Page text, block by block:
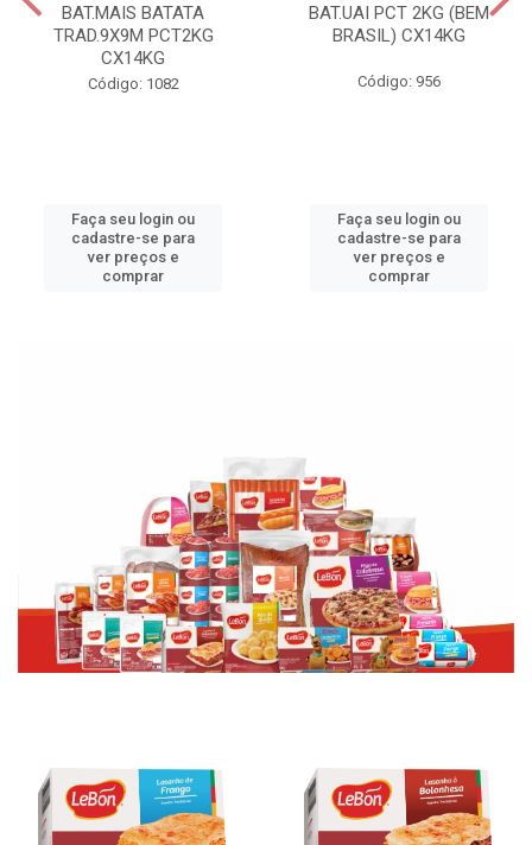
BAT.MAIS BATATA
TRAD.9X9M PCT2KG
CX14KG
Código: 1082
Faça seu login ou
cadastre-se para
ver preços e
comprar
BAT.UAI PCT 2KG (BEM
BRASIL) CX14KG
Código: 956
Faça seu login ou
cadastre-se para
ver preços e
comprar